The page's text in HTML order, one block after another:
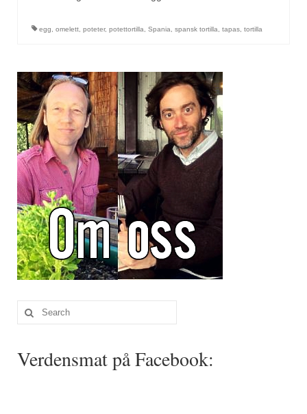
egg, omelett, poteter, potettortilla, Spania, spansk tortilla, tapas, tortilla
Search
for:
Verdensmat på Facebook: